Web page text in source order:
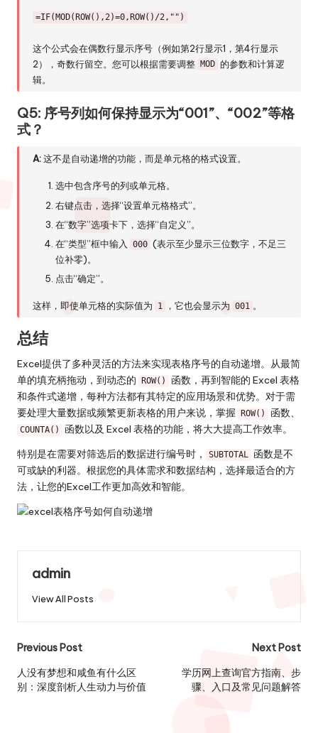
=IF(MOD(ROW(),2)=0,ROW()/2,"")
这个公式会在偶数行显示序号（例如第2行显示1，第4行显示
2），奇数行留空。您可以根据需要调整 MOD 的参数和计算逻
辑。
Q5: 序号列如何保持显示为“001”、“002”等格
式？
A:这不是自动递增的功能，而是单元格的格式设置。
选中包含序号的列或单元格。
右键点击，选择“设置单元格格式”。
在“数字”选项卡下，选择“自定义”。
在“类型”框中输入
000 (表示至少显示三位数字，不足三
位补零)。
点击“确定”。
这样，即使单元格的实际值为 1 ，它也会显示为 001 。
总结
Excel提供了多种灵活的方法来实现表格序号的自动递增。从最简
单的填充柄拖动，到动态的
ROW()
函数，再到智能的 Excel 表格
和条件式递增，每种方法都有其特定的应用场景和优势。对于需
要处理大量数据或频繁更新表格的用户来说，掌握
ROW() 函数、
COUNTA()
函数以及 Excel 表格的功能，将大大提高工作效率。
特别是在需要对筛选后的数据进行编号时，
SUBTOTAL 函数是不
可或缺的利器。根据您的具体需求和数据结构，选择最适合的方
法，让您的Excel工作更加高效和智能。
admin
View All Posts
Post
navigation
Previous Post
人没有梦想和咸鱼有什么区
别：深度剖析人生动力与价值
Next Post
学历网上查询官方指南、步
骤、入口及常见问题解答